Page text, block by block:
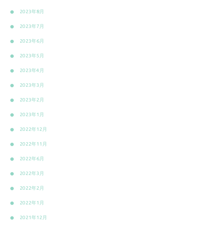
2023年8月
2023年7月
2023年6月
2023年5月
2023年4月
2023年3月
2023年2月
2023年1月
2022年12月
2022年11月
2022年6月
2022年3月
2022年2月
2022年1月
2021年12月